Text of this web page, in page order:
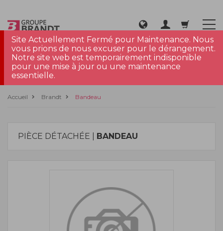
Site Actuellement Fermé pour Maintenance. Nous
vous prions de nous excuser pour le dérangement.
Notre site web est temporairement indisponible
pour une mise à jour ou une maintenance
essentielle.
Accueil Brandt Bandeau
PIÈCE DÉTACHÉE | BANDEAU